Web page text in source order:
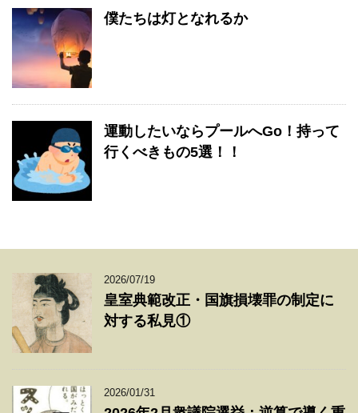
僕たちは灯となれるか
運動したいならプールへGo！持って
行くべきもの5選！！
2026/07/19
皇室典範改正・国旗損壊罪の制定に
対する私見①
2026/01/31